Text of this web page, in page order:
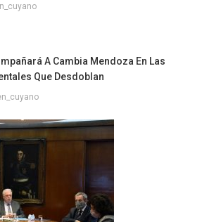
A Cambia Mendoza En Las
Que Desdoblan